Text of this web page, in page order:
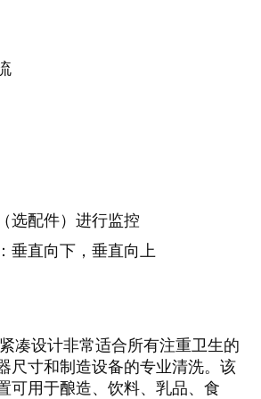
选配件）进行监控
垂直向下，垂直向上
凑设计非常适合所有注重卫生的
尺寸和制造设备的专业清洗。该
可用于酿造、饮料、乳品、食